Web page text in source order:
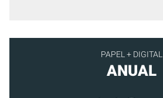
PAPEL + DIGITAL
ANUAL